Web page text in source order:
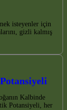
isteyenler için
gizli kalmış
Kalbinde
Potansiyeli, her